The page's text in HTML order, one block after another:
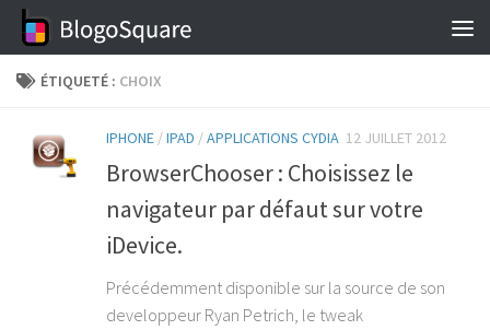
Skip to content
ÉTIQUETÉ : CHOIX
IPHONE /IPAD /APPLICATIONS CYDIA 12 JUILLET 2012
BrowserChooser : Choisissez le
navigateur par défaut sur votre
iDevice.
Précédemment disponible sur la source de son
developpeur Ryan Petrich, le tweak